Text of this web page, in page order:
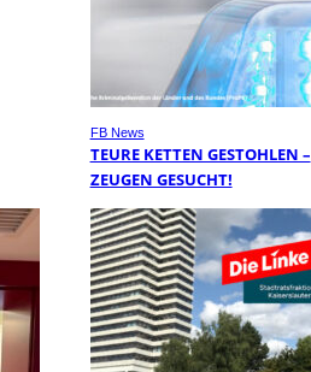
FB News
TEURE KETTEN GESTOHLEN –
ZEUGEN GESUCHT!